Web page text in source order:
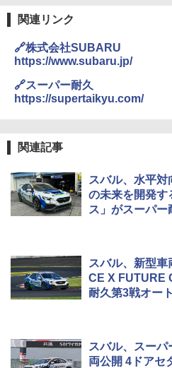
関連リンク
🔗株式会社SUBARU
https://www.subaru.jp/
🔗スーパー耐久
https://supertaikyu.com/
関連記事
スバル、水平
の未来を開発す
ス」がスーパー
スバル、新型
CE X FUTURE
耐久第3戦オー
スバル、スー
両公開 4ドアセ